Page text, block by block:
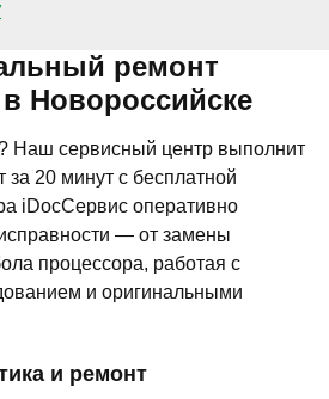
ремонт
Новороссийске
Наш сервисный центр выполнит
за 20 минут с бесплатной
iDocСервис оперативно
— от замены
процессора, работая с
и оригинальными
и ремонт